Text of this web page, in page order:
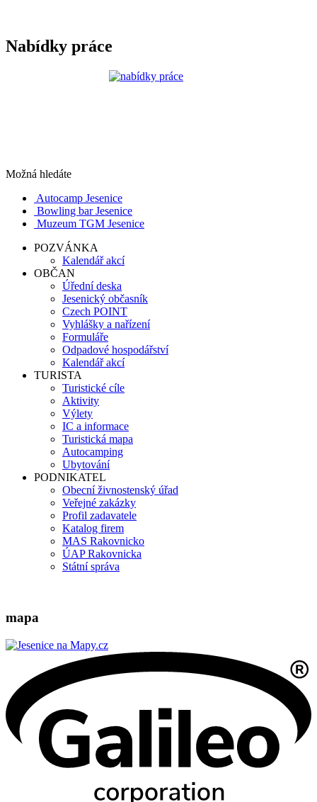
Nabídky práce
Možná hledáte
Autocamp Jesenice
Bowling bar Jesenice
Muzeum TGM Jesenice
POZVÁNKA
Kalendář akcí
OBČAN
Úřední deska
Jesenický občasník
Czech POINT
Vyhlášky a nařízení
Formuláře
Odpadové hospodářství
Kalendář akcí
TURISTA
Turistické cíle
Aktivity
Výlety
IC a informace
Turistická mapa
Autocamping
Ubytování
PODNIKATEL
Obecní živnostenský úřad
Veřejné zakázky
Profil zadavatele
Katalog firem
MAS Rakovnicko
ÚAP Rakovnicka
Státní správa
mapa